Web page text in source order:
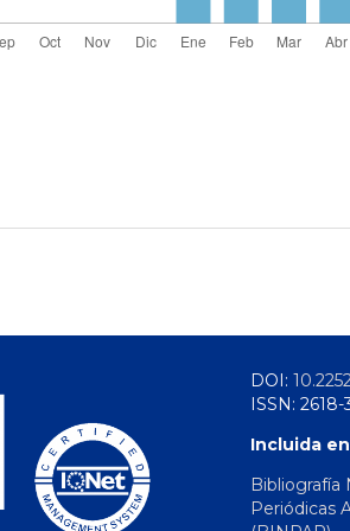
DOI:
ISSN: 2618-
Incluida
Bibliografía
Periódicas